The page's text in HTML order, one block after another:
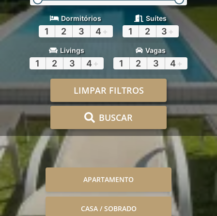
Dormitórios
1 2 3 4 +
Suítes
1 2 3 +
Livings
1 2 3 4 +
Vagas
1 2 3 4 +
LIMPAR FILTROS
BUSCAR
APARTAMENTO
CASA / SOBRADO